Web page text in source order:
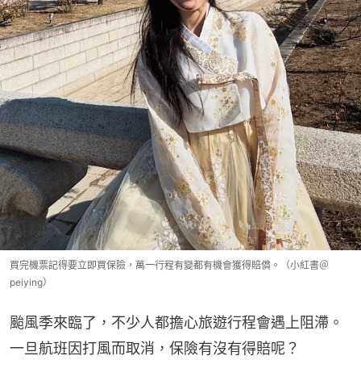
買完機票記得要立即買保險，萬一行程有變都有機會獲得賠償。（小紅書＠
peiying）
颱風季來臨了，不少人都擔心旅遊行程會遇上阻滯。
一旦航班因打風而取消，保險有沒有得賠呢？